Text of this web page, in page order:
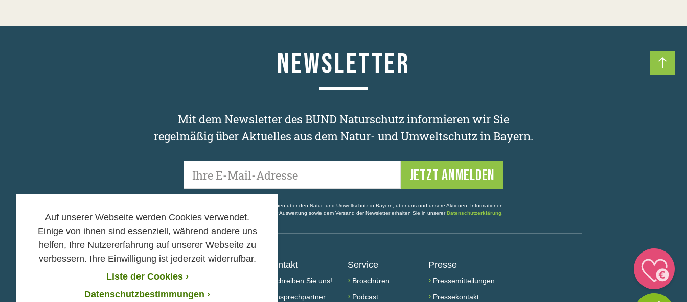
Auf unserer Webseite werden Cookies verwendet.
Einige von ihnen sind essenziell, während andere uns
helfen, Ihre Nutzererfahrung auf unserer Webseite zu
verbessern. Ihre Einwilligung ist jederzeit widerrufbar.
Liste der Cookies ›
Datenschutzbestimmungen ›
NEWSLETTER
Mit dem Newsletter des BUND Naturschutz informieren wir Sie
regelmäßig über Aktuelles aus dem Natur- und Umweltschutz in Bayern.
Ihre E-Mail-Adresse
Unsere Newsletter enthalten Informationen über den Natur- und Umweltschutz in Bayern, über uns und unsere Aktionen. Informationen
zu Anmeldung, Abmeldung, statistischer Auswertung sowie dem Versand der Newsletter erhalten Sie in unsererDatenschutzerklärung
Mitmachen
› Hands off Nature
› Mein Baum
Helfen
›
› Mitglied werden
Kontakt
Schreiben Sie uns!
Ansprechpartner
Service
› Broschüren
› Podcast
Presse
› Pressemitteilungen
› Pressekontakt